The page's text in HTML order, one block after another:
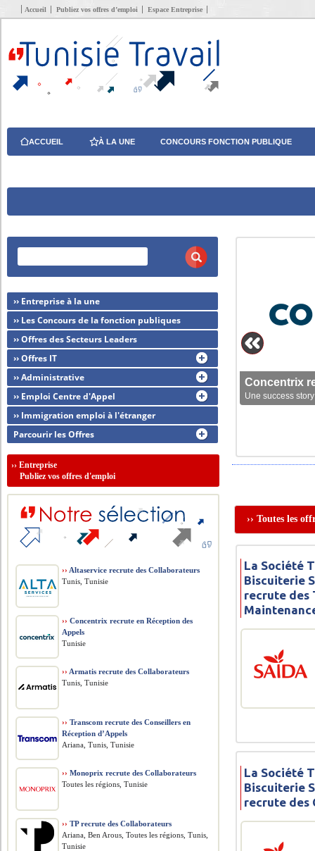
Accueil Publiez vos offres d’emploi Espace Entreprise
ACCUEIL À LA UNE CONCOURS FONCTION PUBLIQUE
Concentrix
Une success
›› Toutes les
La Société
Biscuiterie
recrute des
La Société
Biscuiterie
recrute des
›› Entreprise à la une
›› Les Concours de la fonction publiques
›› Offres des Secteurs Leaders
›› Offres IT
›› Administrative
›› Emploi Centre d'Appel
›› Immigration emploi à l'étranger
Parcourir les Offres
››Entreprise
Publiez vos offres d'emploi
›› Altaservice recrute des Collaborateurs
Tunis, Tunisie
›› Concentrix recrute en Réception des
Appels
Tunisie
›› Armatis recrute des Collaborateurs
Tunis, Tunisie
›› Transcom recrute des Conseillers en
Réception d’Appels
Ariana, Tunis, Tunisie
›› Monoprix recrute des Collaborateurs
Toutes les régions, Tunisie
›› TP recrute des Collaborateurs
Ariana, Ben Arous, Toutes les régions, Tunis,
Tunisie